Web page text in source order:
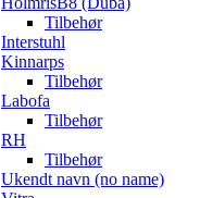
Tilbehør
Interstuhl
Kinnarps
Tilbehør
Labofa
Tilbehør
RH
Tilbehør
Ukendt navn (no name)